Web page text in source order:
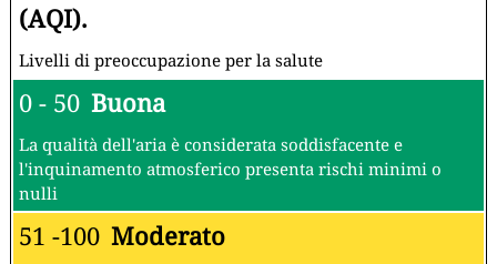
(AQI).
Livelli di preoccupazione per la salute
0 - 50 Buona
La qualità dell'aria è considerata soddisfacente e
l'inquinamento atmosferico presenta rischi minimi o
nulli
51 -100 Moderato